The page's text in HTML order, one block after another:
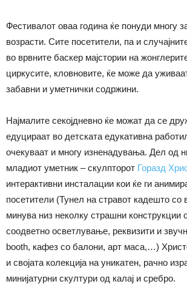
Фестивалот оваа година ќе понуди многу
возрасти. Сите посетители, па и
во врвните баскер мајстории на
циркусите, кловновите, ќе може да
забавни и уметнички содржини.
Најмалите секојдневно ќе можат да се
едуцираат во детската едукативна
очекуваат и многу изненадувања. Дел од
младиот уметник – скулпторот Горазд
интерактивни инсталации кои ќе ги
посетители (Тунел на стравот кадешто со
минува низ неколку страшни конструкции
соодветно осветлување, реквизити и
booth, кафез со балони, арт маса,…)
и својата колекција на уникатен, рачно
минијатурни скултури од калај и сребро.